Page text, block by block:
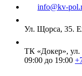
info@kv-
Ул. Щорса, 35.
ТК «Докер», ул.
09:00 до 19:00